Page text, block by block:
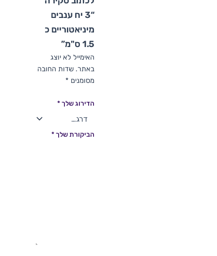
“3 יח ענבים
מיניאטוריים כ
1.5 ס"מ”
האימייל לא יוצג
באתר. שדות החובה
מסומנים *
הדירוג שלך*
הביקורת שלך*